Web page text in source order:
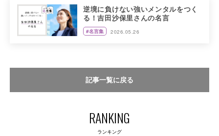
逆境に負けない強いメンタルをつく
る！吉田沙保里さんの名言
#名言集 2026.05.26
記事一覧に戻る
RANKING
ランキング